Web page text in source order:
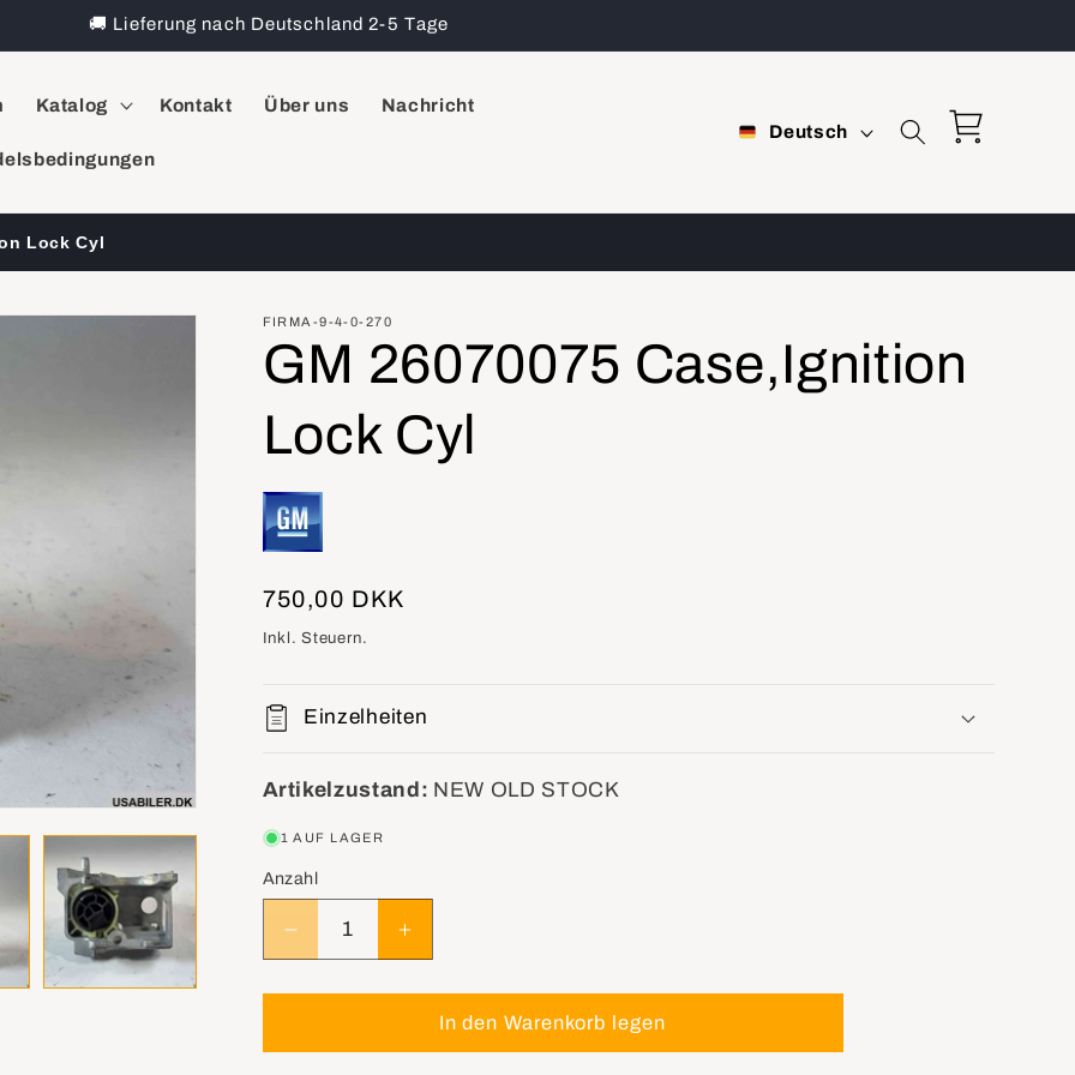
🚚 Lieferung nach Deutschland 2-5 Tage
Katalog Kontakt Über uns Nachricht
S
r
e
Deutsch Warenkorb
Lock Cyl
FIRMA-9-4-0-270
GM 26070075 Case,Ignition
Lock Cyl
Normaler
Preis
750,00 DKK
Inkl. Steuern.
Einzelheiten
Artikelzustand: NEW OLD STOCK
1 AUF LAGER
Anzahl
Verringere
die
Menge
GM
Erhöhe
die
Menge
GM
In den Warenkorb legen